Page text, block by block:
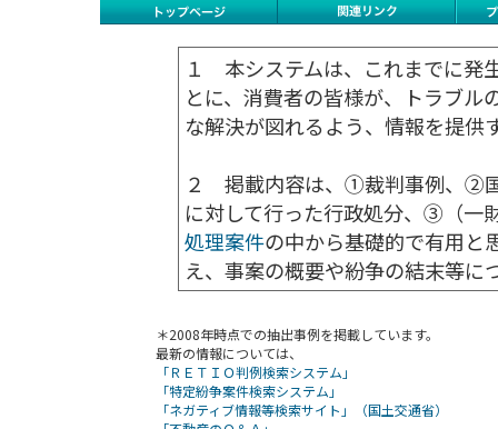
１ 本システムは、これまでに発
とに、消費者の皆様が、トラブ
な解決が図れるよう、情報を提供
２ 掲載内容は、①裁判事例、②
に対して行った行政処分、③（一
処理案件の中から基礎的で有用と
え、事案の概要や紛争の結末等に
＊2008年時点での抽出事例を掲載しています。
最新の情報については、
「ＲＥＴＩＯ判例検索システム」
「特定紛争案件検索システム」
「ネガティブ情報等検索サイト」（国土交通省）